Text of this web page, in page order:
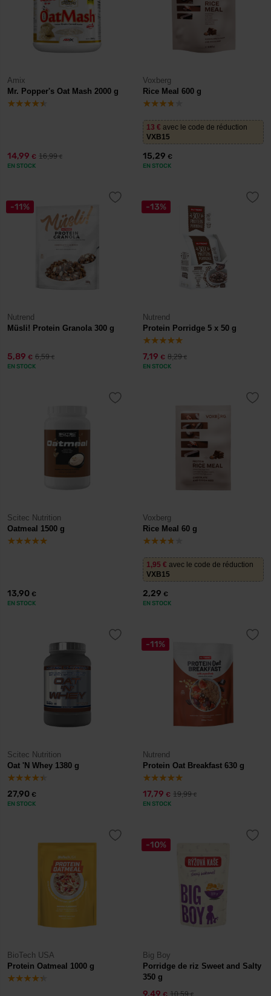
Amix
Mr. Popper's Oat Mash 2000 g
14,99 € 16,99€
EN STOCK
Voxberg
Rice Meal 600 g
13 € avec le code de réduction
VXB15
15,29 €
EN STOCK
-11%
Nutrend
Müsli! Protein Granola 300 g
5,89 € 6,59€
EN STOCK
-13%
Nutrend
Protein Porridge 5 x 50 g
7,19 € 8,29€
EN STOCK
Scitec Nutrition
Oatmeal 1500 g
13,90 €
EN STOCK
Voxberg
Rice Meal 60 g
1,95 € avec le code de réduction
VXB15
2,29 €
EN STOCK
Scitec Nutrition
Oat 'N Whey 1380 g
27,90 €
EN STOCK
-11%
Nutrend
Protein Oat Breakfast 630 g
17,79 € 19,99€
EN STOCK
BioTech USA
Protein Oatmeal 1000 g
-10%
Big Boy
Porridge de riz Sweet and Salty
350 g
9,49 10,59€